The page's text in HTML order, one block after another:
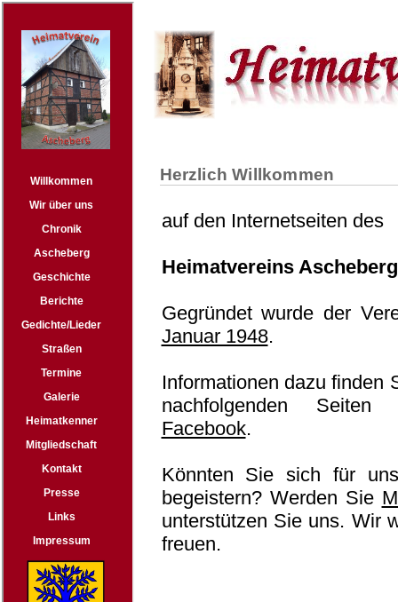
Herzlich Willkommen
auf den Internetseiten des
Heimatvereins Ascheberg
Gegründet wurde der
Januar 1948.
Informationen dazu finden
nachfolgenden
Facebook.
Könnten Sie sich für
begeistern? Werden Sie
unterstützen Sie uns. Wir
freuen.